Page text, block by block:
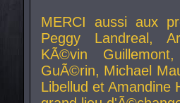
MERCI aussi aux
Peggy Landreal,
KÃ©vin
GuÃ©rin, Michael
Libellud et Amandine